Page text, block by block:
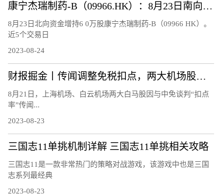
康宁杰瑞制药-B（09966.HK）：8月23日南向资金增持6万股
8月23日北向资金增持6 0万股康宁杰瑞制药-B（09966 HK）。
近5个交易日
2023-08-24
财报掘金丨传闻调整免税扣点，两大机场股连跌3日!首批航空股中报、7月航运数据均报喜，航空板块大周期何时兑现？
8月21日，上海机场、白云机场两大白马股因与中免谈判“扣点
率”传闻...
2023-08-23
三国志11单挑机制详解 三国志11单挑相关攻略
三国志11是一款非常热门的策略对战游戏，该游戏中也是三国
志系列最经典
2023-08-23